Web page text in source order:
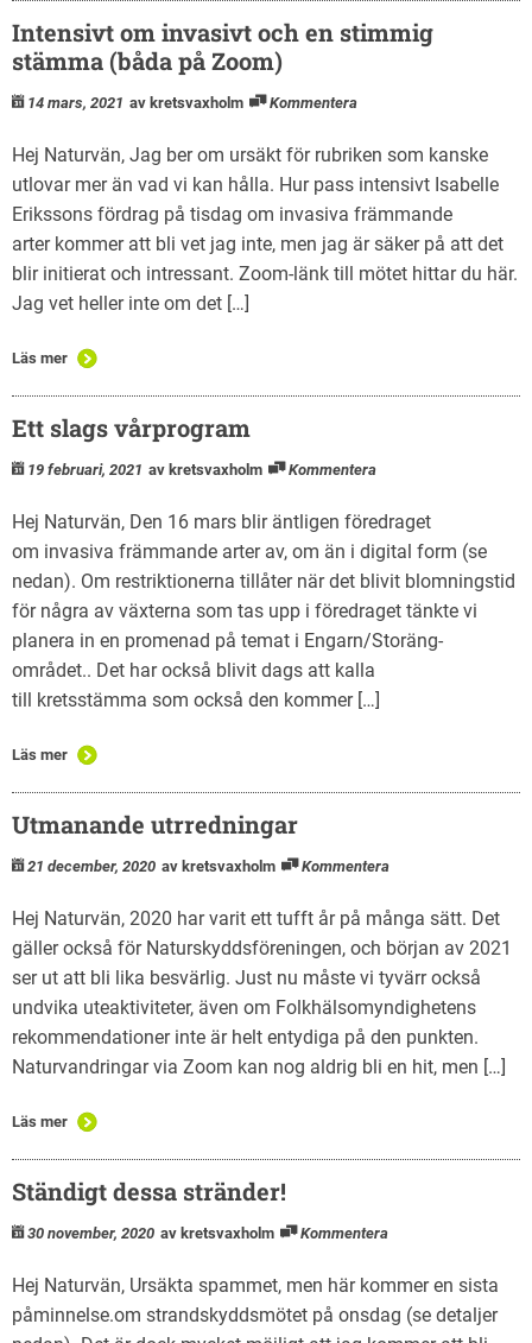
Intensivt om invasivt och en stimmig
stämma (båda på Zoom)
14 mars, 2021 av kretsvaxholm Kommentera
Hej Naturvän, Jag ber om ursäkt för rubriken som kanske
utlovar mer än vad vi kan hålla. Hur pass intensivt Isabelle
Erikssons fördrag på tisdag om invasiva främmande
arter kommer att bli vet jag inte, men jag är säker på att det
blir initierat och intressant. Zoom-länk till mötet hittar du här.
Jag vet heller inte om det […]
Läs mer
Ett slags vårprogram
19 februari, 2021 av kretsvaxholm Kommentera
Hej Naturvän, Den 16 mars blir äntligen föredraget
om invasiva främmande arter av, om än i digital form (se
nedan). Om restriktionerna tillåter när det blivit blomningstid
för några av växterna som tas upp i föredraget tänkte vi
planera in en promenad på temat i Engarn/Storäng-
området.. Det har också blivit dags att kalla
till kretsstämma som också den kommer […]
Läs mer
Utmanande utrredningar
21 december, 2020 av kretsvaxholm Kommentera
Hej Naturvän, 2020 har varit ett tufft år på många sätt. Det
gäller också för Naturskyddsföreningen, och början av 2021
ser ut att bli lika besvärlig. Just nu måste vi tyvärr också
undvika uteaktiviteter, även om Folkhälsomyndighetens
rekommendationer inte är helt entydiga på den punkten.
Naturvandringar via Zoom kan nog aldrig bli en hit, men […]
Läs mer
Ständigt dessa stränder!
30 november, 2020 av kretsvaxholm Kommentera
Hej Naturvän, Ursäkta spammet, men här kommer en sista
påminnelse.om strandskyddsmötet på onsdag (se detaljer